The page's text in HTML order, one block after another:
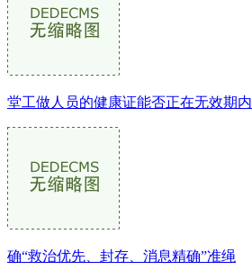
堂工做人员的健康证能否正在无效期内
确“救治优先、封存、消息精确”准绳